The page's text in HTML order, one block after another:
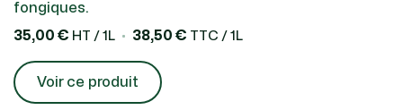
fongiques.
35,00 € HT / 1L 38,50 € TTC / 1L
Voir ce produit